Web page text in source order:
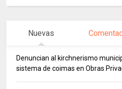
Nuevas
Denuncian al kirchnerismo
sistema de coimas en Obras